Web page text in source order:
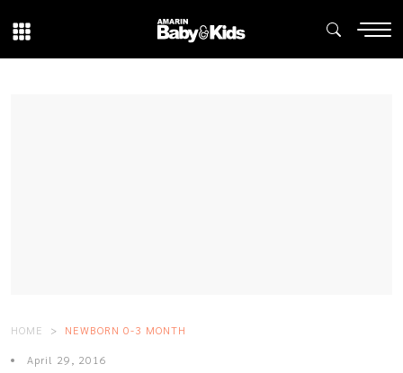
HOME NEWBORN 0-3 MONTH
April 29, 2016